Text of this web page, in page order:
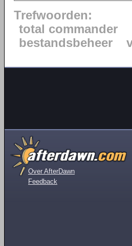
Trefwoorden:
total commander
bestandsbeheer
Over AfterDawn
Feedback